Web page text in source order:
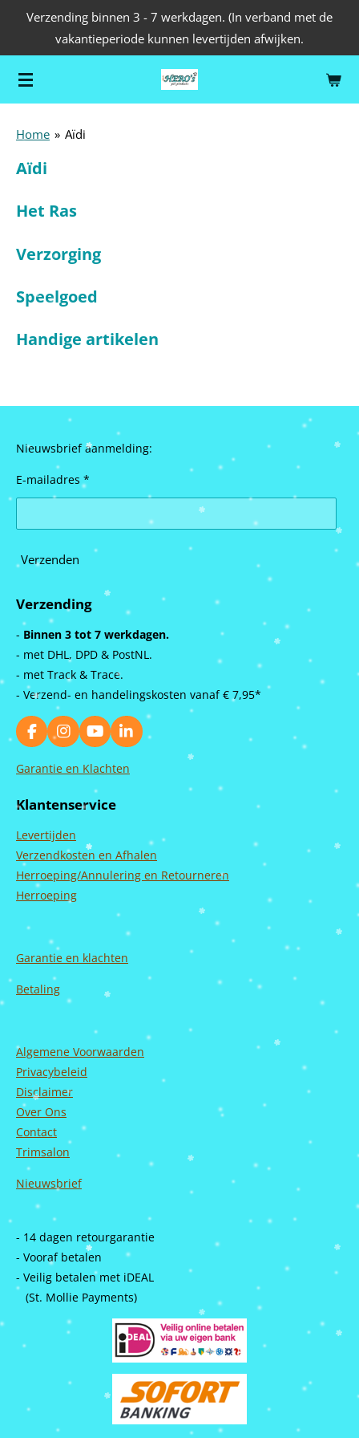
de
hoofdinhoud
Verzending binnen 3 - 7 werkdagen. (In verband met de
vakantieperiode kunnen levertijden afwijken.
Home » Aïdi
Aïdi
Het Ras
Verzorging
Speelgoed
Handige artikelen
Nieuwsbrief aanmelding:
E-mailadres *
Verzenden
Verzending
- Binnen 3 tot 7 werkdagen.
- met DHL, DPD & PostNL.
- met Track & Trace.
- Verzend- en handelingskosten vanaf € 7,95*
F
a
c
o
k
I
n
s
g
a
m
Y
o
u
u
b
L
i
n
Garantie en Klachten
Klantenservice
Levertijden
Verzendkosten en Afhalen
Herroeping/Annulering en Retourneren
Herroeping
Garantie en klachten
Betaling
Algemene Voorwaarden
Privacybeleid
Disclaimer
Over Ons
Contact
Trimsalon
Nieuwsbrief
- 14 dagen retourgarantie
- Vooraf betalen
- Veilig betalen met iDEAL
(St. Mollie Payments)